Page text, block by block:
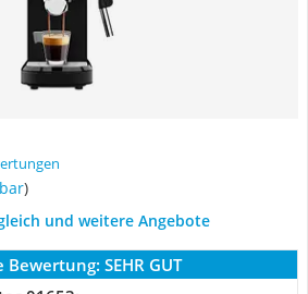
)
und weitere Angebote
Bewertung: SEHR GUT